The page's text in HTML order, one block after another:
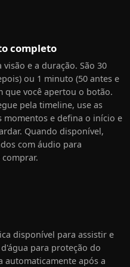
completo
visão e a duração. São 30
ou 1 minuto (50 antes e
que você apertou o botão.
pela timeline, use as
momentos e defina o início e
Quando disponível,
com áudio para
disponível para assistir e
para proteção do
após a